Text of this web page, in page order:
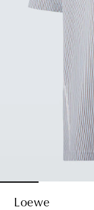
Loewe